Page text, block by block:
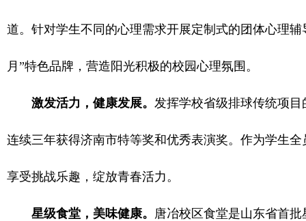
道。针对学生不同的心理需求开展定制式的团体心理
月”特色品牌，营造阳光积极的校园心理氛围。
激发活力，健康发展。 发挥学校省级排球传统项
连续三年获得济南市特等奖和优秀表演奖。作为学生
享受挑战乐趣，绽放青春活力。
星级食堂，美味健康。 唐冶校区食堂是山东省首